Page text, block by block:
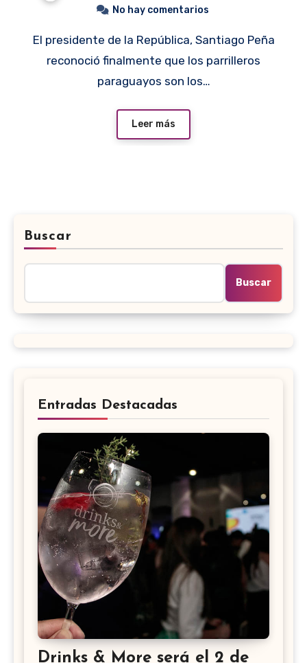
No hay comentarios
El presidente de la República, Santiago Peña
reconoció finalmente que los parrilleros
paraguayos son los…
Leer más
Buscar
Buscar
Entradas Destacadas
Drinks & More será el 2 de